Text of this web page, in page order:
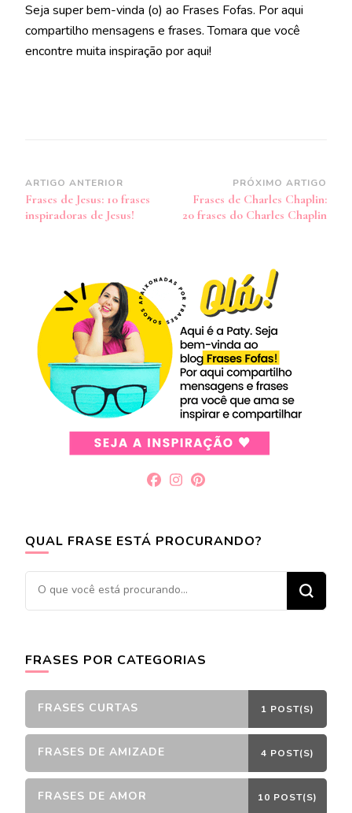
Seja super bem-vinda (o) ao Frases Fofas. Por aqui
compartilho mensagens e frases. Tomara que você
encontre muita inspiração por aqui!
Navegação
de
post
ARTIGO ANTERIOR
Frases de Jesus: 10 frases
inspiradoras de Jesus!
PRÓXIMO ARTIGO
Frases de Charles Chaplin:
20 frases do Charles Chaplin
QUAL FRASE ESTÁ PROCURANDO?
Procurando
algo?
FRASES POR CATEGORIAS
FRASES CURTAS 1 POST(S)
FRASES DE AMIZADE 4 POST(S)
FRASES DE AMOR 10 POST(S)